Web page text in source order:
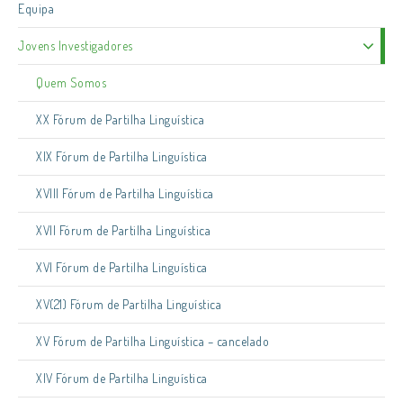
Equipa
Jovens Investigadores
Quem Somos
XX Fórum de Partilha Linguística
XIX Fórum de Partilha Linguística
XVIII Fórum de Partilha Linguística
XVII Fórum de Partilha Linguística
XVI Fórum de Partilha Linguística
XV(21) Fórum de Partilha Linguística
XV Fórum de Partilha Linguística – cancelado
XIV Fórum de Partilha Linguística